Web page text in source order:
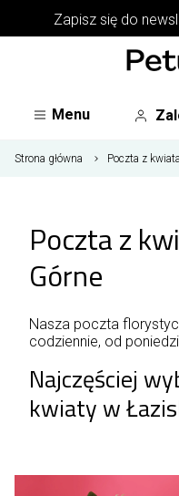
Zapisz się do
Menu
Strona główna Poczta z
Poczta z
Górne
Nasza poczta
codziennie, od
Najczęściej
kwiaty w